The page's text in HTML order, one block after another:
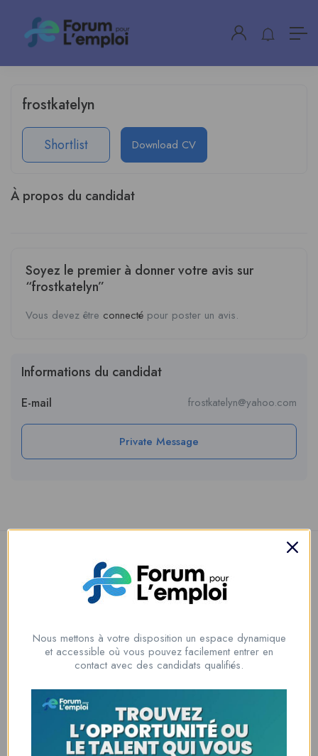
frostkatelyn
Shortlist Download CV
À propos du candidat
Soyez le premier à donner votre avis sur
“frostkatelyn”
Vous devez être connecté pour poster un avis.
Informations du candidat
E-mail frostkatelyn@yahoo.com
Private Message
Nous contacter
00228 91917788
la solution idéale pour tous ceux qui cherchent à se connecter au
monde du travail. Que vous soyez à la recherche d’une nouvelle
opportunité professionnelle ou que vous souhaitiez recruter les meilleurs
Nous mettons à votre disposition un espace dynamique
et accessible où vous pouvez facilement entrer en
contact avec des candidats qualifiés.